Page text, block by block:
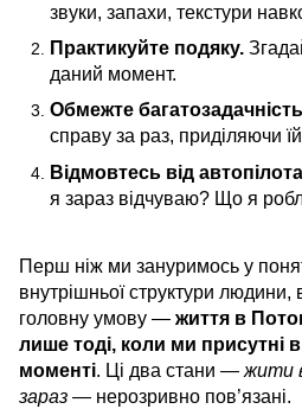
звуки, запахи, текстури
Практикуйте подяку.
даний момент.
Обмежте
справу за раз, приділяючи
Відмовтесь від
я зараз відчуваю? Що я
Перш ніж ми зануримось у
внутрішньої структури людини,
головну умову — життя в
лише тоді, коли ми присутні
моменті. Ці два стани — жити
зараз — нерозривно пов’язані.